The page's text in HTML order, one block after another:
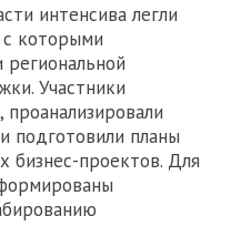
интенсива легли
которыми
региональной
Участники
подготовили планы
бизнес-проектов. Для